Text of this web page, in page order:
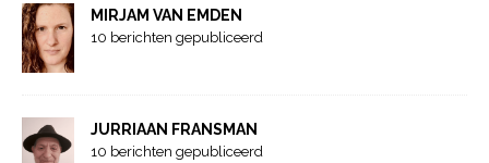
MIRJAM VAN EMDEN
10 berichten gepubliceerd
JURRIAAN FRANSMAN
10 berichten gepubliceerd